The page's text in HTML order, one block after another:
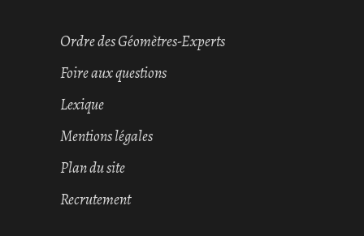
Ordre des Géomètres-Experts
Foire aux questions
Lexique
Mentions légales
Plan du site
Recrutement